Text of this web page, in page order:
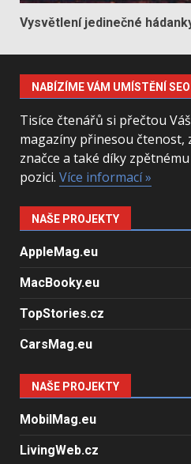
Vysvětlení jedinečné
NABÍZÍME VÁM UMÍSTĚNÍ
Tisíce čtenářů si přečtou
magazíny přinesou čtenost,
značce a také díky
pozici. Více informací »
NAŠE PROJEKTY
AppleMag.eu
MacBooky.eu
TopStories.cz
CarsMag.eu
NAŠE PROJEKTY
MobilMag.eu
LivingWeb.cz